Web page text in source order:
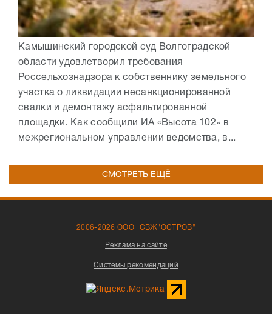
Камышинский городской суд Волгоградской
области удовлетворил требования
Россельхознадзора к собственнику земельного
участка о ликвидации несанкционированной
свалки и демонтажу асфальтированной
площадки. Как сообщили ИА «Высота 102» в
межрегиональном управлении ведомства, в...
СМОТРЕТЬ ЕЩЁ
2006-2026 ООО "СВЖ"ОСТРОВ"
Реклама на сайте
Системы рекомендаций